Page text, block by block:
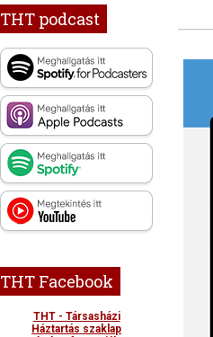
THT podcast
THT Facebook
THT - Társasházi
Háztartás szaklap